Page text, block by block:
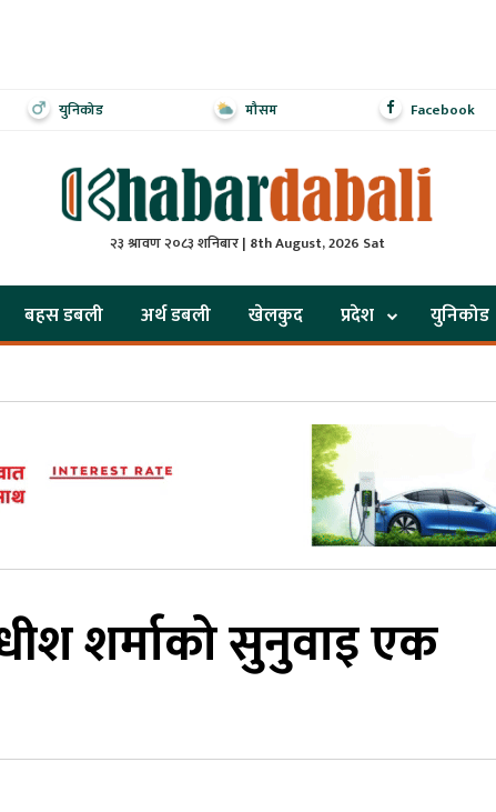
युनिकोड मौसम Facebook
२३ श्रावण २०८३ शनिबार | 8th August, 2026 Sat
बहस डबली अर्थ डबली खेलकुद प्रदेश युनिकोड
शर्माको सुनुवाइ एक